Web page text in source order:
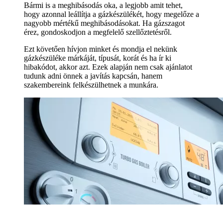
Bármi is a meghibásodás oka, a legjobb amit tehet,
hogy azonnal leállítja a gázkészülékét, hogy megelőze a
nagyobb mértékű meghibásodásokat. Ha gázszagot
érez, gondoskodjon a megfelelő szellőztetésről.
Ezt követően hívjon minket és mondja el nekünk
gázkészüléke márkáját, típusát, korát és ha ír ki
hibakódot, akkor azt. Ezek alapján nem csak ajánlatot
tudunk adni önnek a javítás kapcsán, hanem
szakembereink felkészülhetnek a munkára.